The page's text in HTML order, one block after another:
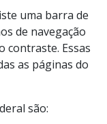
uma barra de
de navegação
contraste. Essas
as páginas do
são: